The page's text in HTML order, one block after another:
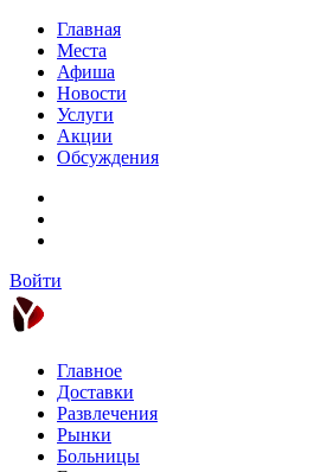
Главная
Места
Афиша
Новости
Услуги
Акции
Обсуждения
Войти
Главное
Доставки
Развлечения
Рынки
Больницы